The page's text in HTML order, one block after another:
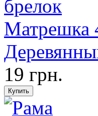
19 грн.